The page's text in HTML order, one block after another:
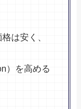
は安く、
）を高める